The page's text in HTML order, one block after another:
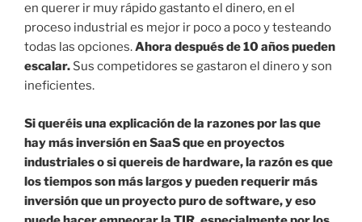
en querer ir muy rápido gastanto el dinero, en el
proceso industrial es mejor ir poco a poco y testeando
todas las opciones.Ahora después de 10 años pueden
escalar. Sus competidores se gastaron el dinero y son
ineficientes.
Si queréis una explicación de la razones por las que
hay más inversión en SaaS que en proyectos
industriales o si quereis de hardware, la razón es que
los tiempos son más largos y pueden requerir más
inversión que un proyecto puro de software, y eso